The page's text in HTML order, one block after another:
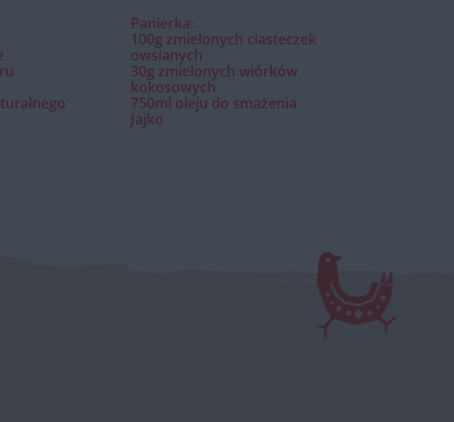
Panierka:
100g zmielonych ciasteczek
owsianych
30g zmielonych wiórków
kokosowych
750ml oleju do smażenia
Jajko